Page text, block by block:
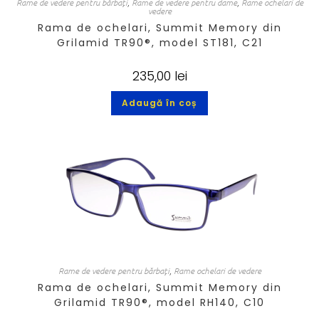
vedere
Rama de ochelari, Summit Memory din
Grilamid TR90®, model ST181, C21
235,00 lei
Adaugă în coș
Rame de vedere pentru bărbați, Rame ochelari de vedere
Rama de ochelari, Summit Memory din
Grilamid TR90®, model RH140, C10